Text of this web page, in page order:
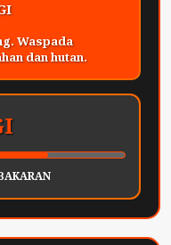
Waspada
dan hutan.